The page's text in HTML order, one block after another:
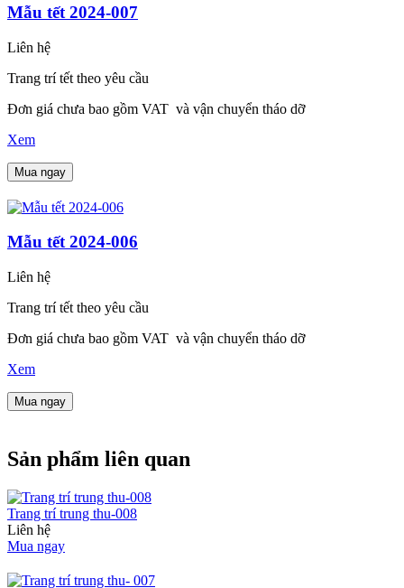
Mẫu tết 2024-007
Liên hệ
Trang trí tết theo yêu cầu
Đơn giá chưa bao gồm VAT và vận chuyển tháo dỡ
Xem
Mua ngay
Mẫu tết 2024-006
Liên hệ
Trang trí tết theo yêu cầu
Đơn giá chưa bao gồm VAT và vận chuyển tháo dỡ
Xem
Mua ngay
Sản phẩm liên quan
Trang trí trung thu-008
Liên hệ
Mua ngay